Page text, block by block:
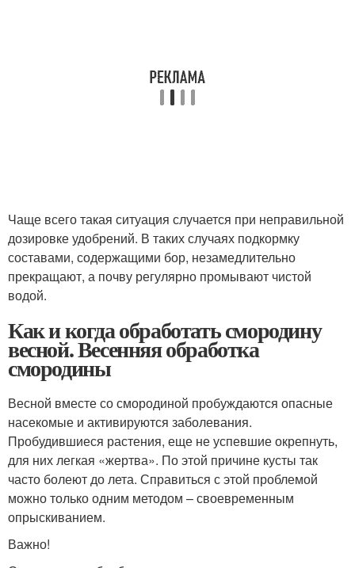
Чаще всего такая ситуация случается при неправильной
дозировке удобрений. В таких случаях подкормку
составами, содержащими бор, незамедлительно
прекращают, а почву регулярно промывают чистой
водой.
Как и когда обработать смородину
весной. Весенняя обработка
смородины
Весной вместе со смородиной пробуждаются опасные
насекомые и активируются заболевания.
Пробудившиеся растения, еще не успевшие окрепнуть,
для них легкая «жертва». По этой причине кусты так
часто болеют до лета. Справиться с этой проблемой
можно только одним методом – своевременным
опрыскиванием.
Важно!